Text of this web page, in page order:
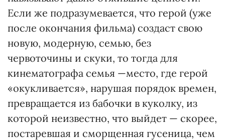
Если же подразумевается, что герой (уже
после окончания фильма) создаст свою
новую, модерную, семью, без
червоточины и скуки, то тогда для
кинематографа семья —место, где герой
«окукливается», нарушая порядок времен,
превращается из бабочки в куколку, из
которой неизвестно, что выйдет — скорее,
постаревшая и сморщенная гусеница, чем